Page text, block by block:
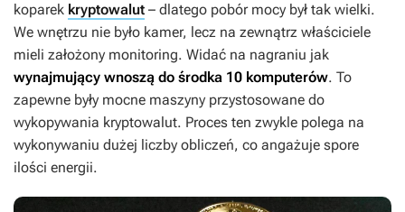
koparek kryptowalut – dlatego pobór mocy był tak wielki.
We wnętrzu nie było kamer, lecz na zewnątrz właściciele
mieli założony monitoring. Widać na nagraniu jak
wynajmujący wnoszą do środka 10 komputerów. To
zapewne były mocne maszyny przystosowane do
wykopywania kryptowalut. Proces ten zwykle polega na
wykonywaniu dużej liczby obliczeń, co angażuje spore
ilości energii.